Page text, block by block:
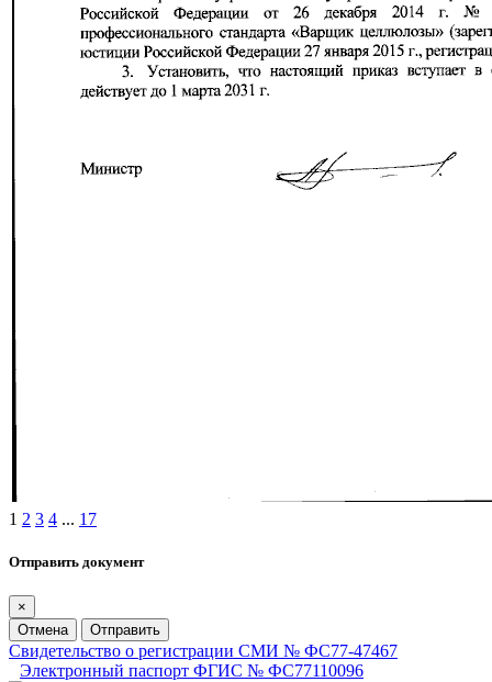
1 2 3 4 ... 17
Отправить документ
×
Отмена
Отправить
Свидетельство о регистрации СМИ № ФС77-47467
Электронный паспорт ФГИС № ФС77110096